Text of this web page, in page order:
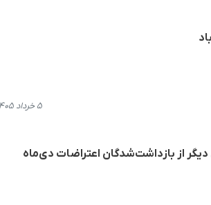
۵ خرداد ۱۴۰۵، ۱۴:۲۸
از بازداشت‌شدگان اعتراضات دی‌ماه